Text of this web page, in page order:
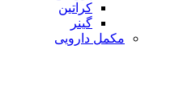
کراتین
گینر
مکمل دارویی